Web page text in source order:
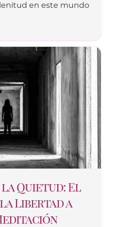
en este mundo
Quietud: El
Libertad a